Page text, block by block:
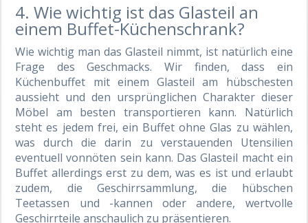
4. Wie wichtig ist das Glasteil an
einem Buffet-Küchenschrank?
Wie wichtig man das Glasteil nimmt, ist natürlich eine
Frage des Geschmacks. Wir finden, dass ein
Küchenbuffet mit einem Glasteil am hübschesten
aussieht und den ursprünglichen Charakter dieser
Möbel am besten transportieren kann. Natürlich
steht es jedem frei, ein Buffet ohne Glas zu wählen,
was durch die darin zu verstauenden Utensilien
eventuell vonnöten sein kann. Das Glasteil macht ein
Buffet allerdings erst zu dem, was es ist und erlaubt
zudem, die Geschirrsammlung, die hübschen
Teetassen und -kannen oder andere, wertvolle
Geschirrteile anschaulich zu präsentieren.